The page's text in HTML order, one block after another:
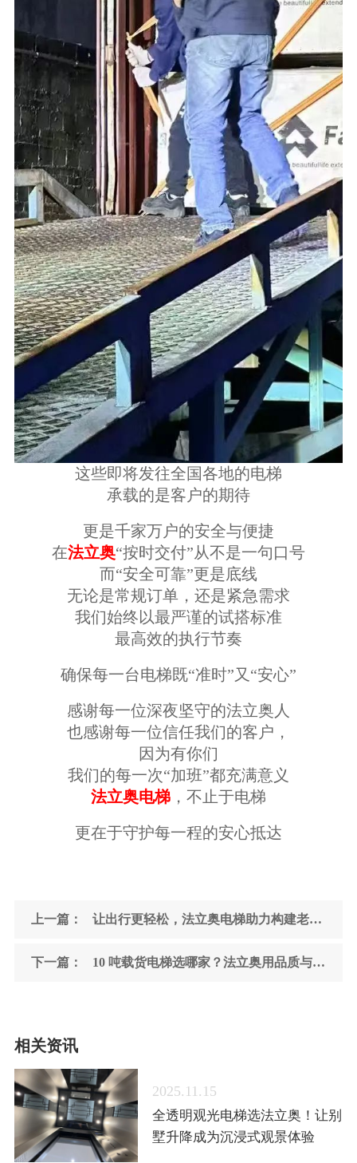
这些即将发往全国各地的电梯
承载的是客户的期待
更是千家万户的安全与便捷
在法立奥“按时交付”从不是一句口号
而“安全可靠”更是底线
无论是常规订单，还是紧急需求
我们始终以最严谨的试搭标准
最高效的执行节奏
确保每一台电梯既“准时”又“安心”
感谢每一位深夜坚守的法立奥人
也感谢每一位信任我们的客户，
因为有你们
我们的每一次“加班”都充满意义
法立奥电梯 ，不止于电梯
更在于守护每一程的安心抵达
上一篇： 让出行更轻松，法立奥电梯助力构建老年友好型生活环境
下一篇： 10 吨载货电梯选哪家？法立奥用品质与时效，解企业采购难题
相关资讯
2025.11.15
全透明观光电梯选法立奥！让别
墅升降成为沉浸式观景体验